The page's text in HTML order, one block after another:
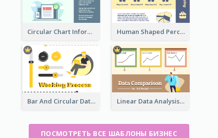
Circular Chart Information Comparison Human Shaped Percentage
Bar And Circular Data Analysis Linear Data Analysis Comparison
ПОСМОТРЕТЬ ВСЕ ШАБЛОНЫ БИЗНЕС